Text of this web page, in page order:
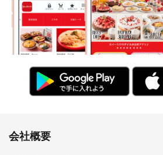
会社概要